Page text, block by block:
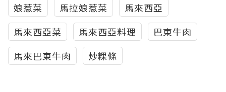
娘惹菜
馬拉娘惹菜
馬來西亞
馬來西亞菜
馬來西亞料理
巴東牛肉
馬來巴東牛肉
炒粿條